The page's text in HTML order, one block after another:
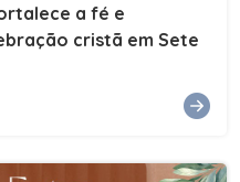
a fé e
cristã em Sete